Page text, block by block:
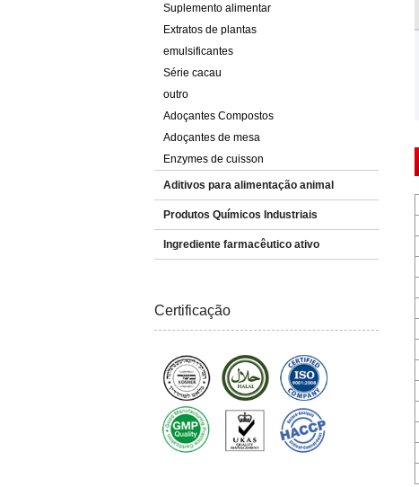
Suplemento alimentar
Extratos de plantas
emulsificantes
Série cacau
outro
Adoçantes Compostos
Adoçantes de mesa
Enzymes de cuisson
Aditivos para alimentação animal
Produtos Químicos Industriais
Ingrediente farmacêutico ativo
Certificação